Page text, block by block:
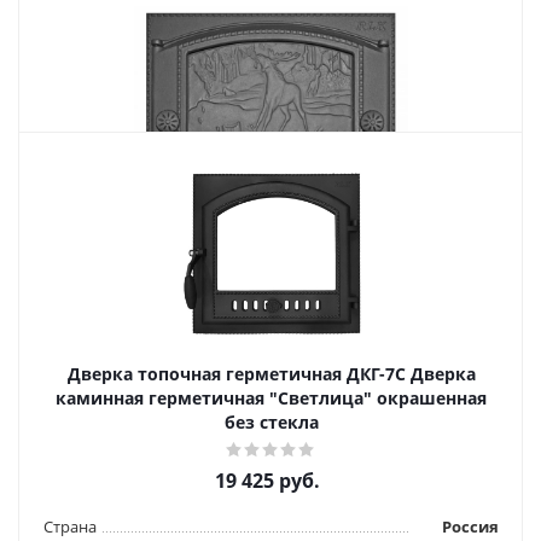
Дверка каминная ДК 2Б "Природа"
Подробнее
Купить в 1 клик
Похожие товары
Дверка топочная герметичная ДКГ-7С Дверка
каминная герметичная "Светлица" окрашенная
без стекла
19 425руб.
Страна
Россия